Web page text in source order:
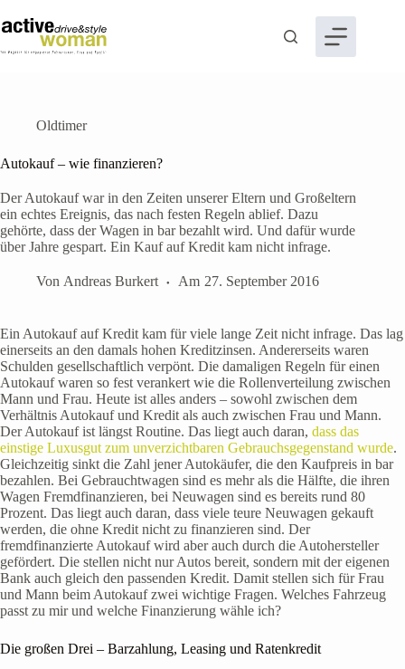
Inhalt
springen
Oldtimer
Autokauf – wie finanzieren?
Der Autokauf war in den Zeiten unserer Eltern und Großeltern
ein echtes Ereignis, das nach festen Regeln ablief. Dazu
gehörte, dass der Wagen in bar bezahlt wird. Und dafür wurde
über Jahre gespart. Ein Kauf auf Kredit kam nicht infrage.
Von Andreas Burkert Am 27. September 2016
Ein Autokauf auf Kredit kam für viele lange Zeit nicht infrage. Das lag
einerseits an den damals hohen Kreditzinsen. Andererseits waren
Schulden gesellschaftlich verpönt. Die damaligen Regeln für einen
Autokauf waren so fest verankert wie die Rollenverteilung zwischen
Mann und Frau. Heute ist alles anders – sowohl zwischen dem
Verhältnis Autokauf und Kredit als auch zwischen Frau und Mann.
Der Autokauf ist längst Routine. Das liegt auch daran, dass das
einstige Luxusgut zum unverzichtbaren Gebrauchsgegenstand wurde.
Gleichzeitig sinkt die Zahl jener Autokäufer, die den Kaufpreis in bar
bezahlen. Bei Gebrauchtwagen sind es mehr als die Hälfte, die ihren
Wagen Fremdfinanzieren, bei Neuwagen sind es bereits rund 80
Prozent. Das liegt auch daran, dass viele teure Neuwagen gekauft
werden, die ohne Kredit nicht zu finanzieren sind. Der
fremdfinanzierte Autokauf wird aber auch durch die Autohersteller
gefördert. Die stellen nicht nur Autos bereit, sondern mit der eigenen
Bank auch gleich den passenden Kredit. Damit stellen sich für Frau
und Mann beim Autokauf zwei wichtige Fragen. Welches Fahrzeug
passt zu mir und welche Finanzierung wähle ich?
Die großen Drei – Barzahlung, Leasing und Ratenkredit